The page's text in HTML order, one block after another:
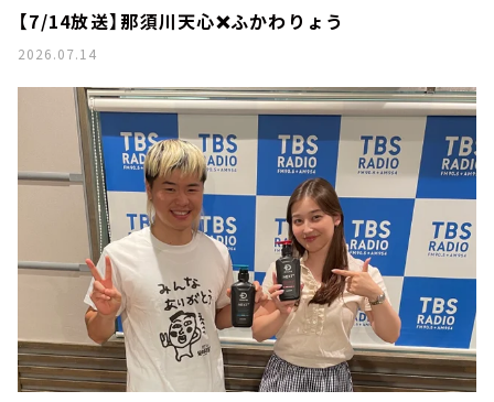
【7/14放送】那須川天心❌ふかわりょう
2026.07.14